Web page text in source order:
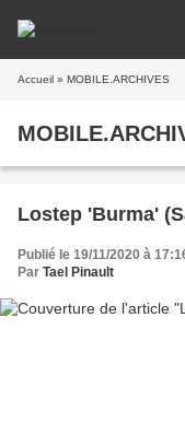
Accueil » MOBILE.ARCHIVES
Lostep 'Burma'
Publié le 19/11/2020 à
Par Tael Pinault